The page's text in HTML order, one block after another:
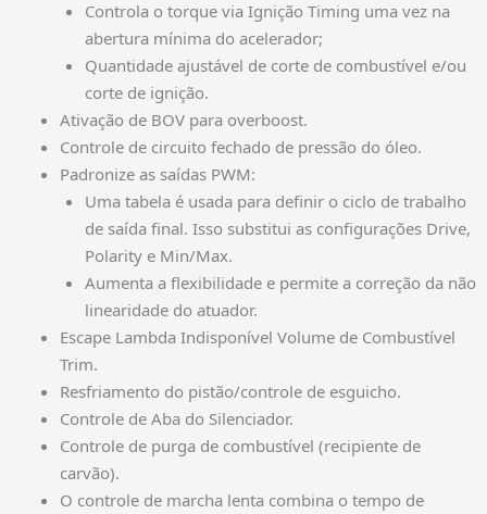
Controla o torque via Ignição Timing uma vez na
abertura mínima do acelerador;
Quantidade ajustável de corte de combustível e/ou
corte de ignição.
Ativação de BOV para overboost.
Controle de circuito fechado de pressão do óleo.
Padronize as saídas PWM:
Uma tabela é usada para definir o ciclo de trabalho
de saída final. Isso substitui as configurações Drive,
Polarity e Min/Max.
Aumenta a flexibilidade e permite a correção da não
linearidade do atuador.
Escape Lambda Indisponível Volume de Combustível
Trim.
Resfriamento do pistão/controle de esguicho.
Controle de Aba do Silenciador.
Controle de purga de combustível (recipiente de
carvão).
O controle de marcha lenta combina o tempo de